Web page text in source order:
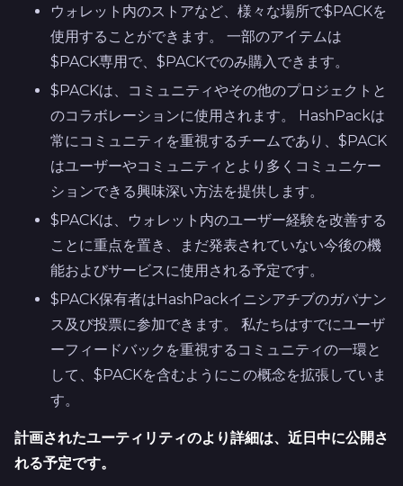
ウォレット内のストアなど、様々な場所で$PACKを
使用することができます。 一部のアイテムは
$PACK専用で、$PACKでのみ購入できます。
$PACKは、コミュニティやその他のプロジェクトと
のコラボレーションに使用されます。 HashPackは
常にコミュニティを重視するチームであり、$PACK
はユーザーやコミュニティとより多くコミュニケー
ションできる興味深い方法を提供します。
$PACKは、ウォレット内のユーザー経験を改善する
ことに重点を置き、まだ発表されていない今後の機
能およびサービスに使用される予定です。
$PACK保有者はHashPackイニシアチブのガバナン
ス及び投票に参加できます。 私たちはすでにユーザ
ーフィードバックを重視するコミュニティの一環と
して、$PACKを含むようにこの概念を拡張していま
す。
計画されたユーティリティのより詳細は、近日中に公開さ
れる予定です。